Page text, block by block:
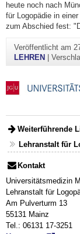
heute noch nach
für Logopädie in
zum Abschied fest:
Veröffentlicht am
LEHREN|
Weiterführende
Lehranstalt für
Kontakt
Universitätsmedizin
Lehranstalt für
Am Pulverturm 13
55131 Mainz
Tel.: 06131 17-3251